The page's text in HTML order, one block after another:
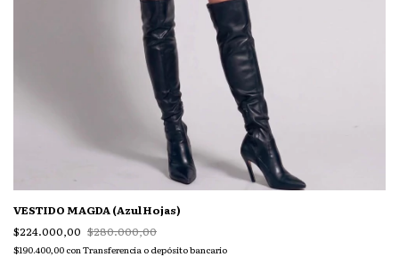
VESTIDO MAGDA (Azul Hojas)
$224.000,00 $280.000,00
$190.400,00 con Transferencia o depósito bancario